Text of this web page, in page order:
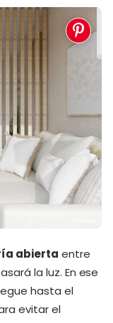
abierta entre
la luz. En ese
hasta el
evitar el